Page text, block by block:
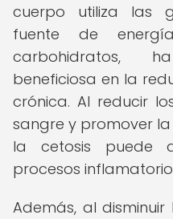
cuerpo utiliza las
fuente de
carbohidratos,
beneficiosa en la
crónica. Al reducir
sangre y promover
la cetosis puede
procesos
Además, al